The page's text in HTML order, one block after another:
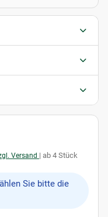
Versand | ab 4 Stück
Sie bitte die